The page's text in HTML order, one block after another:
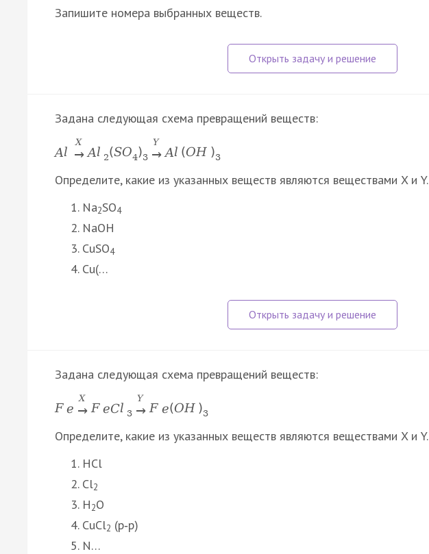
Запишите номера выбранных веществ.
Задана следующая схема превращений веществ:
Al
X
→ Al 2(SO4)3
Y
→ Al (OH )3
Определите, какие из указанных веществ являются веществами X и Y.
Na2SO4
NaOH
CuSO4
Cu(…
Задана следующая схема превращений веществ:
Fe
X
→ F eCl 3
Y
→ F e(OH )3
Определите, какие из указанных веществ являются веществами X и Y.
HCl
Cl2
H2O
CuCl2 (р‑р)
N…